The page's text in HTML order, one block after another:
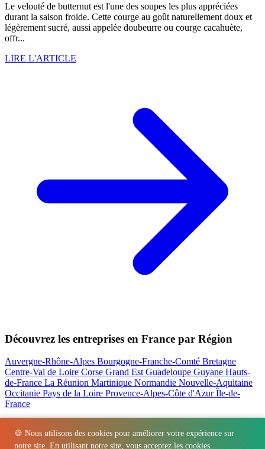
🍪 Nous utilisons des cookies pour améliorer votre expérience sur
notre site. En utilisant notre site, vous acceptez les cookies.
En
Le velouté de butternut est l'une des soupes les plus appréciées
durant la saison froide. Cette courge au goût naturellement doux et
légèrement sucré, aussi appelée doubeurre ou courge cacahuète,
offr...
LIRE L'ARTICLE
Découvrez les entreprises en France par Région
Auvergne-Rhône-Alpes Bourgogne-Franche-Comté Bretagne
Centre-Val de Loire Corse Grand EstGuadeloupe Guyane Hauts-
de-France La Réunion Martinique Normandie Nouvelle-Aquitaine
Occitanie Pays de la Loire Provence-Alpes-Côte d'AzurÎle-de-
France
Nos actualités les plus consultées